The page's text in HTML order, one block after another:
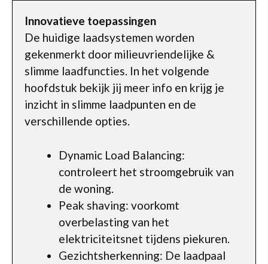
Innovatieve toepassingen
De huidige laadsystemen worden
gekenmerkt door milieuvriendelijke &
slimme laadfuncties. In het volgende
hoofdstuk bekijk jij meer info en krijg je
inzicht in slimme laadpunten en de
verschillende opties.
Dynamic Load Balancing:
controleert het stroomgebruik van
de woning.
Peak shaving: voorkomt
overbelasting van het
elektriciteitsnet tijdens piekuren.
Gezichtsherkenning: De laadpaal